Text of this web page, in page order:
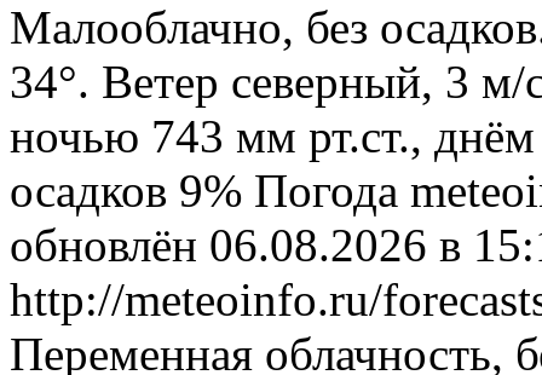
Малооблачно, без
34°. Ветер северный, 3
ночью 743 мм рт.ст.,
осадков 9% Погода
обновлён 06.08.2026 в
http://meteoinfo.ru/
Переменная облачность,